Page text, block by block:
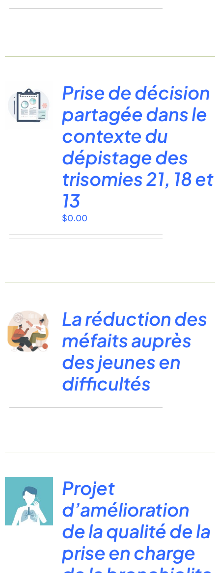
Prise de décision
partagée dans le
contexte du
dépistage des
trisomies 21, 18 et
13
$0.00
La réduction des
méfaits auprès
des jeunes en
difficultés
Projet
d’amélioration
de la qualité de la
prise en charge